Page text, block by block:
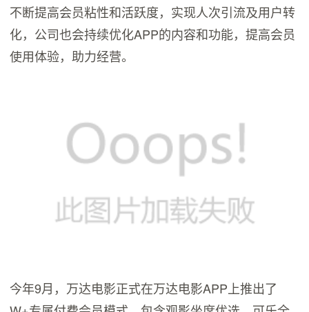
不断提高会员粘性和活跃度，实现人次引流及用户转
化，公司也会持续优化APP的内容和功能，提高会员
使用体验，助力经营。
今年9月，万达电影正式在万达电影APP上推出了